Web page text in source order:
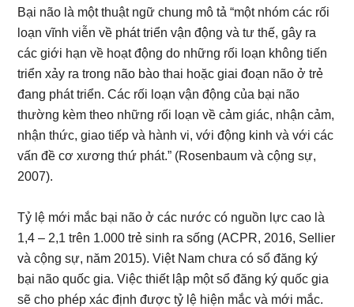
Bại não là một thuật ngữ chung mô tả “một nhóm các rối
loạn vĩnh viễn về phát triển vận động và tư thế, gây ra
các giới hạn về hoạt động do những rối loạn không tiến
triển xảy ra trong não bào thai hoặc giai đoạn não ở trẻ
đang phát triển. Các rối loạn vận động của bại não
thường kèm theo những rối loạn về cảm giác, nhận cảm,
nhận thức, giao tiếp và hành vi, với động kinh và với các
vấn đề cơ xương thứ phát.” (Rosenbaum và cộng sự,
2007).
Tỷ lệ mới mắc bại não ở các nước có nguồn lực cao là
1,4 – 2,1 trên 1.000 trẻ sinh ra sống (ACPR, 2016, Sellier
và cộng sự, năm 2015). Việt Nam chưa có sổ đăng ký
bại não quốc gia. Việc thiết lập một sổ đăng ký quốc gia
sẽ cho phép xác định được tỷ lệ hiện mắc và mới mắc.